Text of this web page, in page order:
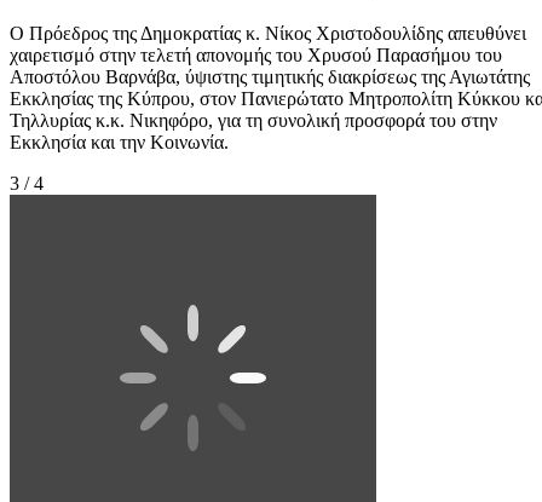
Ο Πρόεδρος της Δημοκρατίας κ. Νίκος Χριστοδουλίδης απευθύνει
χαιρετισμό στην τελετή απονομής του Χρυσού Παρασήμου του
Αποστόλου Βαρνάβα, ύψιστης τιμητικής διακρίσεως της Αγιωτάτης
Εκκλησίας της Κύπρου, στον Πανιερώτατο Μητροπολίτη Κύκκου
Τηλλυρίας κ.κ. Νικηφόρο, για τη συνολική προσφορά του στην
Εκκλησία και την Κοινωνία.
3 / 4